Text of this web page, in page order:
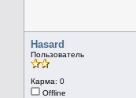
Hasard
Пользователь
Карма: 0
Offline